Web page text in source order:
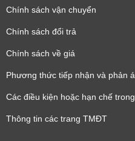
Chính sách vận chuyển
Chính sách đổi trả
Chính sách về giá
Phương thức tiếp nhận và phản
Các điều kiện hoặc hạn chế
Thông tin các trang TMĐT